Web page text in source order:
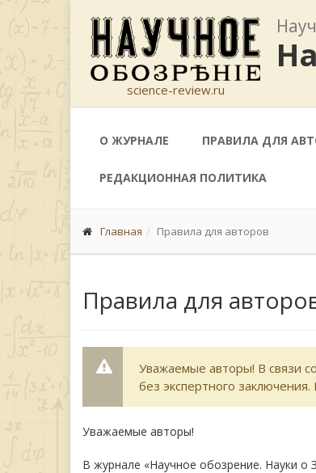
science-review.ru
О ЖУРНАЛЕ ПРАВИЛА ДЛЯ
РЕДАКЦИОННАЯ ПОЛИТИКА
Главная Правила для авторов
Правила для
Уважаемые авторы! В связи
без экспертного
Уважаемые авторы!
В журнале «Научное обозрение. Науки о